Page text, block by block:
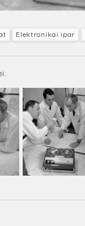
Elektronikai ipar